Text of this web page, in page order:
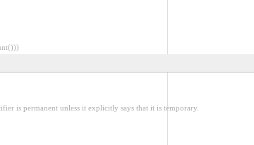
is permanent unless it explicitly says that it is temporary.